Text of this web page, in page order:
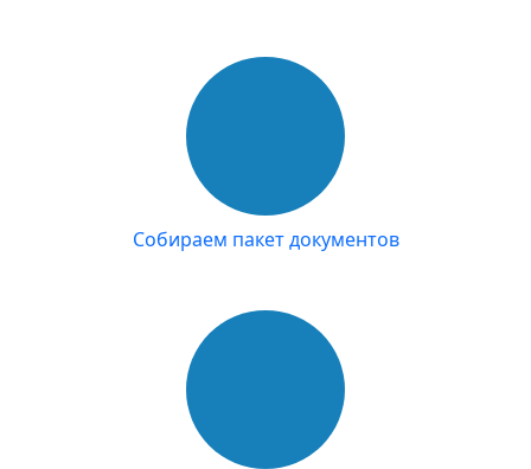
Собираем пакет документов